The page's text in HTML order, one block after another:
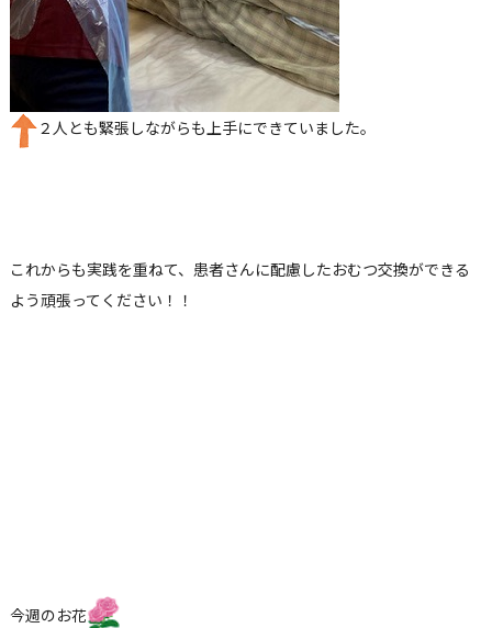
２人とも緊張しながらも上手にできていました。
これからも実践を重ねて、患者さんに配慮したおむつ交換ができる
よう頑張ってください！！
今週のお花